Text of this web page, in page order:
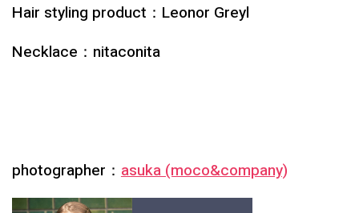
Hair styling product：Leonor Greyl
Necklace：nitaconita
photographer： asuka (moco&company)